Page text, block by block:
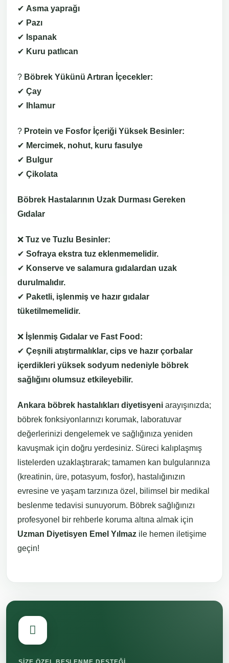
✔ Asma yaprağı
✔ Pazı
✔ Ispanak
✔ Kuru patlıcan
? Böbrek Yükünü Artıran İçecekler:
✔ Çay
✔
Ihlamur
? Protein ve Fosfor İçeriği Yüksek Besinler:
✔ Mercimek, nohut, kuru fasulye
✔ Bulgur
✔ Çikolata
Böbrek Hastalarının Uzak Durması Gereken
Gıdalar
❌ Tuz ve Tuzlu Besinler:
✔ Sofraya ekstra tuz eklenmemelidir.
✔ Konserve ve salamura gıdalardan uzak
durulmalıdır.
✔ Paketli, işlenmiş ve hazır gıdalar
tüketilmemelidir.
❌ İşlenmiş Gıdalar ve Fast Food:
✔ Çeşnili atıştırmalıklar, cips ve hazır çorbalar
içerdikleri yüksek sodyum nedeniyle böbrek
sağlığını olumsuz etkileyebilir.
Ankara böbrek hastalıkları diyetisyeni arayışınızda;
böbrek fonksiyonlarınızı korumak, laboratuvar
değerlerinizi dengelemek ve sağlığınıza yeniden
kavuşmak için doğru yerdesiniz. Süreci kalıplaşmış
listelerden uzaklaştırarak; tamamen kan bulgularınıza
(kreatinin, üre, potasyum, fosfor), hastalığınızın
evresine ve yaşam tarzınıza özel, bilimsel bir medikal
beslenme tedavisi sunuyorum. Böbrek sağlığınızı
profesyonel bir rehberle koruma altına almak için
Uzman Diyetisyen Emel Yılmaz ile hemen iletişime
geçin!